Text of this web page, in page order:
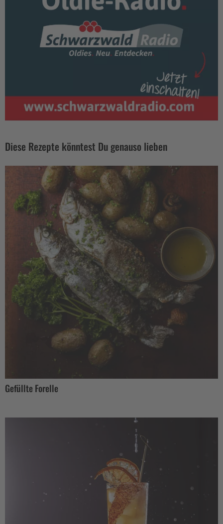
Diese Rezepte könntest Du genauso lieben
Gefüllte Forelle